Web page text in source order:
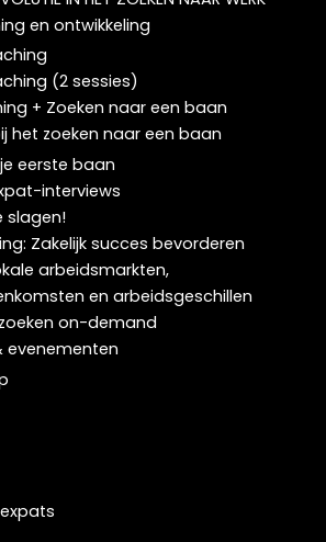
en ontwikkeling
(2 sessies)
+ Zoeken naar een baan
het zoeken naar een baan
eerste baan
interviews
slagen!
Zakelijk succes bevorderen
arbeidsmarkten,
en arbeidsgeschillen
on-demand
evenementen